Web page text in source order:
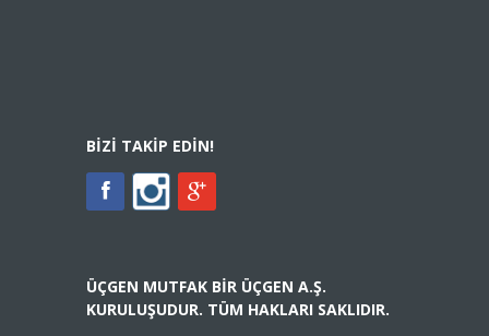
BIZI TAKIP EDIN!
ÜÇGEN MUTFAK BIR ÜÇGEN A.Ş.
KURULUŞUDUR. TÜM HAKLARI SAKLIDIR.